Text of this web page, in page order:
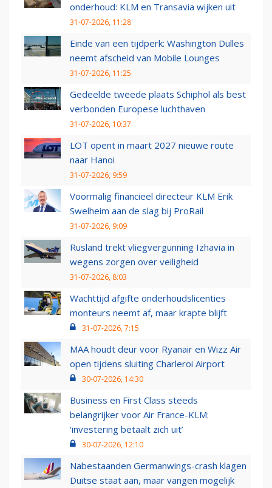
onderhoud: KLM en Transavia wijken uit
31-07-2026, 11:28
Einde van een tijdperk: Washington Dulles
neemt afscheid van Mobile Lounges
31-07-2026, 11:25
Gedeelde tweede plaats Schiphol als best
verbonden Europese luchthaven
31-07-2026, 10:37
LOT opent in maart 2027 nieuwe route
naar Hanoi
31-07-2026, 9:59
Voormalig financieel directeur KLM Erik
Swelheim aan de slag bij ProRail
31-07-2026, 9:09
Rusland trekt vliegvergunning Izhavia in
wegens zorgen over veiligheid
31-07-2026, 8:03
Wachttijd afgifte onderhoudslicenties
monteurs neemt af, maar krapte blijft
31-07-2026, 7:15
MAA houdt deur voor Ryanair en Wizz Air
open tijdens sluiting Charleroi Airport
30-07-2026, 14:30
Business en First Class steeds
belangrijker voor Air France-KLM:
‘investering betaalt zich uit’
30-07-2026, 12:10
Nabestaanden Germanwings-crash klagen
Duitse staat aan, maar vangen mogelijk